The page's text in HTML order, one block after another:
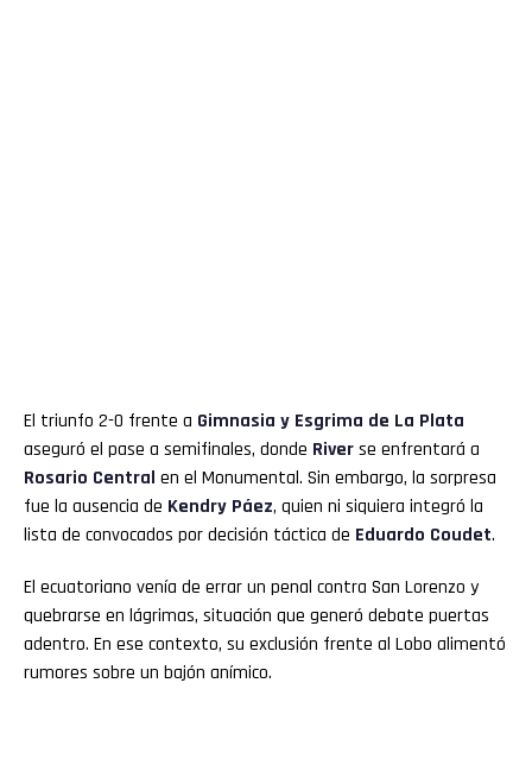
El triunfo 2-0 frente a Gimnasia y Esgrima de La Plata
aseguró el pase a semifinales, donde Riverse enfrentará a
Rosario Central en el Monumental. Sin embargo, la sorpresa
fue la ausencia de Kendry Páez, quien ni siquiera integró la
lista de convocados por decisión táctica de Eduardo Coudet.
El ecuatoriano venía de errar un penal contra San Lorenzo y
quebrarse en lágrimas, situación que generó debate puertas
adentro. En ese contexto, su exclusión frente al Lobo alimentó
rumores sobre un bajón anímico.